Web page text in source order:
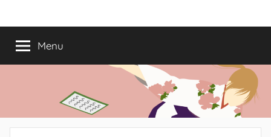
paraMundo
do
Shoujo
anos
a
Menu